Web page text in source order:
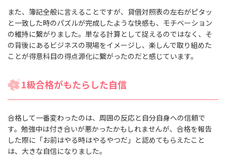
また、簿記全般に言えることですが、貸借対照表の左右がピタッ
と一致した時のパズルが完成したような快感も、モチベーション
の維持に繋がりました。単なる計算として捉えるのではなく、そ
の背後にあるビジネスの現場をイメージし、楽しんで取り組めた
ことが得意科目の得点源化に繋がったのだと感じています。
1級合格がもたらした自信
合格して一番変わったのは、周囲の反応と自分自身への信頼で
す。勉強中は付き合いが悪かったかもしれませんが、合格を報告
した際に「お前はやる時はやるやつだ」と認めてもらえたこと
は、大きな自信になりました。